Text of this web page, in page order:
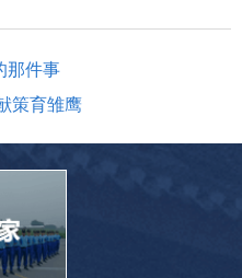
那件事
策育雏鹰